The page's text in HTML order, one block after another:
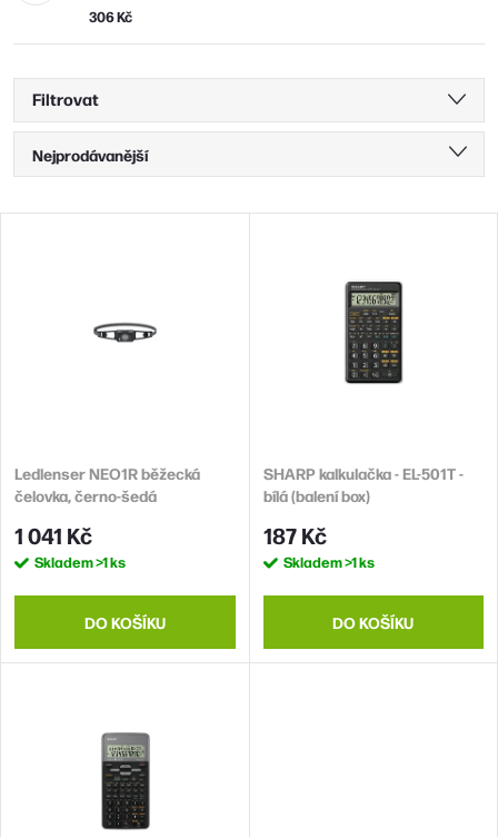
306 Kč
Filtrovat
Ř
a
z
d
u
k
t
Nejprodávanější
V
o
d
u
k
ů
Ledlenser NEO1R běžecká
čelovka, černo-šedá
1 041 Kč
Skladem>1 ks
DO KOŠÍKU
SHARP kalkulačka - EL-501T -
bílá (balení box)
187 Kč
Skladem>1 ks
DO KOŠÍKU